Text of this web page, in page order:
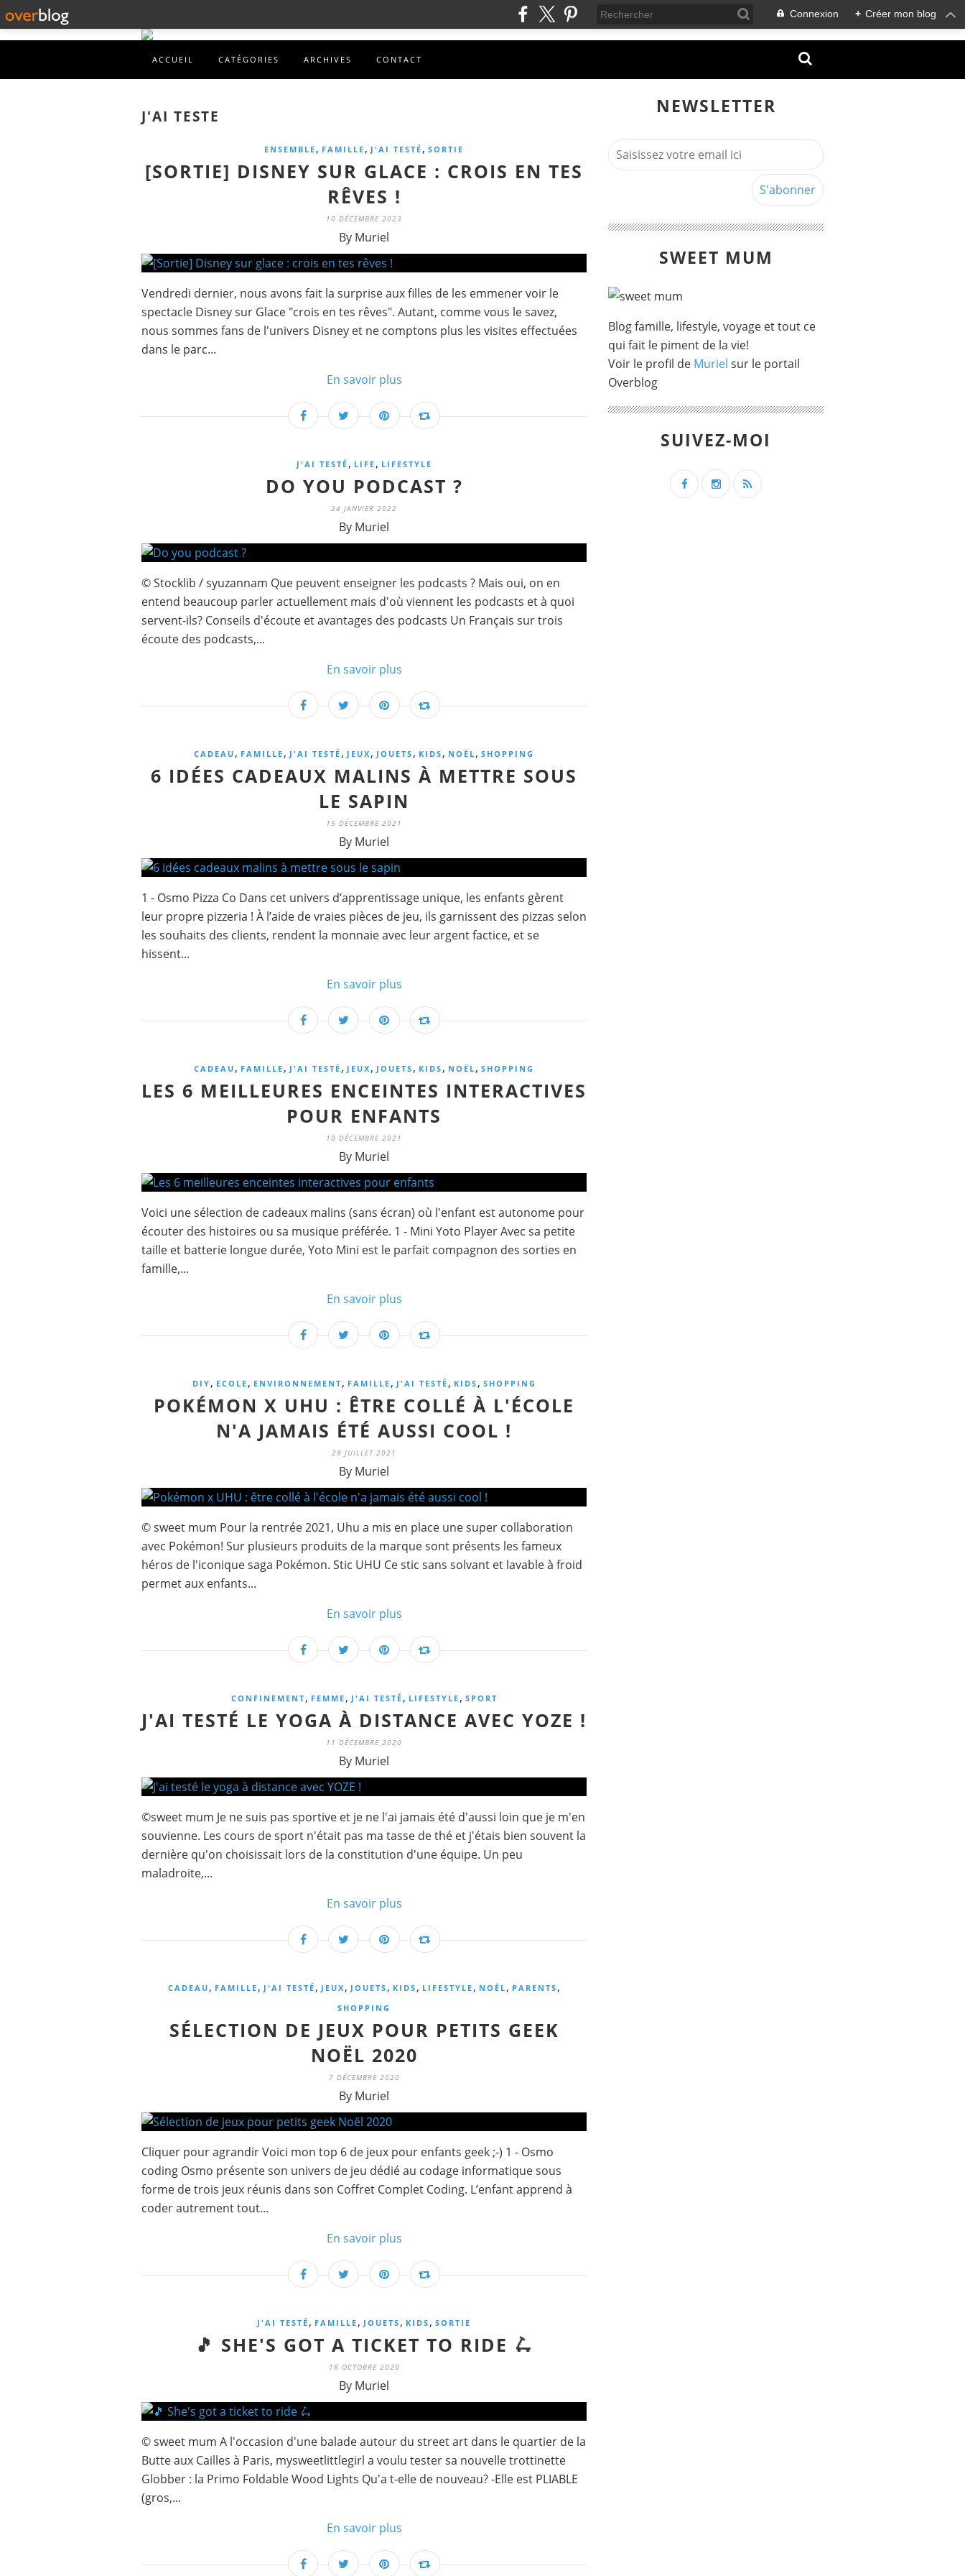
Connexion + Créer mon blog
ACCUEIL CATÉGORIES ARCHIVES CONTACT
J'AI TESTE
ENSEMBLE, FAMILLE,J'AI TESTÉ, SORTIE
[SORTIE] DISNEY SUR GLACE : CROIS EN TES
RÊVES !
10 DÉCEMBRE 2023
By Muriel
Vendredi dernier, nous avons fait la surprise aux filles de les emmener voir le
spectacle Disney sur Glace "crois en tes rêves". Autant, comme vous le savez,
nous sommes fans de l'univers Disney et ne comptons plus les visites effectuées
dans le parc...
En savoir plus
J'AI TESTÉ, LIFE, LIFESTYLE
DO YOU PODCAST ?
24 JANVIER 2022
By Muriel
© Stocklib / syuzannam Que peuvent enseigner les podcasts ? Mais oui, on en
entend beaucoup parler actuellement mais d'où viennent les podcasts et à quoi
servent-ils? Conseils d'écoute et avantages des podcasts Un Français sur trois
écoute des podcasts,...
En savoir plus
CADEAU, FAMILLE,J'AI TESTÉ,JEUX,JOUETS, KIDS, NOËL, SHOPPING
6 IDÉES CADEAUX MALINS À METTRE SOUS
LE SAPIN
15 DÉCEMBRE 2021
By Muriel
1 - Osmo Pizza Co Dans cet univers d’apprentissage unique, les enfants gèrent
leur propre pizzeria ! À l’aide de vraies pièces de jeu, ils garnissent des pizzas selon
les souhaits des clients, rendent la monnaie avec leur argent factice, et se
hissent...
En savoir plus
CADEAU, FAMILLE,J'AI TESTÉ,JEUX,JOUETS, KIDS, NOËL, SHOPPING
LES 6 MEILLEURES ENCEINTES INTERACTIVES
POUR ENFANTS
10 DÉCEMBRE 2021
By Muriel
Voici une sélection de cadeaux malins (sans écran) où l'enfant est autonome pour
écouter des histoires ou sa musique préférée. 1 - Mini Yoto Player Avec sa petite
taille et batterie longue durée, Yoto Mini est le parfait compagnon des sorties en
famille,...
En savoir plus
DIY, ECOLE, ENVIRONNEMENT, FAMILLE,J'AI TESTÉ, KIDS, SHOPPING
POKÉMON X UHU : ÊTRE COLLÉ À L'ÉCOLE
N'A JAMAIS ÉTÉ AUSSI COOL !
28 JUILLET 2021
By Muriel
© sweet mum Pour la rentrée 2021, Uhu a mis en place une super collaboration
avec Pokémon! Sur plusieurs produits de la marque sont présents les fameux
héros de l'iconique saga Pokémon. Stic UHU Ce stic sans solvant et lavable à froid
permet aux enfants...
En savoir plus
CONFINEMENT, FEMME,J'AI TESTÉ, LIFESTYLE, SPORT
J'AI TESTÉ LE YOGA À DISTANCE AVEC YOZE !
11 DÉCEMBRE 2020
By Muriel
©sweet mum Je ne suis pas sportive et je ne l'ai jamais été d'aussi loin que je m'en
souvienne. Les cours de sport n'était pas ma tasse de thé et j'étais bien souvent la
dernière qu'on choisissait lors de la constitution d'une équipe. Un peu
maladroite,...
En savoir plus
CADEAU, FAMILLE,J'AI TESTÉ,JEUX,JOUETS, KIDS, LIFESTYLE, NOËL, PARENTS,
SHOPPING
SÉLECTION DE JEUX POUR PETITS GEEK
NOËL 2020
7 DÉCEMBRE 2020
By Muriel
Cliquer pour agrandir Voici mon top 6 de jeux pour enfants geek ;-) 1 - Osmo
coding Osmo présente son univers de jeu dédié au codage informatique sous
forme de trois jeux réunis dans son Coffret Complet Coding. L’enfant apprend à
coder autrement tout...
En savoir plus
J'AI TESTÉ, FAMILLE,JOUETS, KIDS, SORTIE
🎵 SHE'S GOT A TICKET TO RIDE 🛴
18 OCTOBRE 2020
By Muriel
© sweet mum A l'occasion d'une balade autour du street art dans le quartier de la
Butte aux Cailles à Paris, mysweetlittlegirl a voulu tester sa nouvelle trottinette
Globber : la Primo Foldable Wood Lights Qu'a t-elle de nouveau? -Elle est PLIABLE
(gros,...
En savoir plus
NEWSLETTER
SWEET MUM
Blog famille, lifestyle, voyage et tout ce
qui fait le piment de la vie!
Voir le profil de Muriel sur le portail
Overblog
SUIVEZ-MOI